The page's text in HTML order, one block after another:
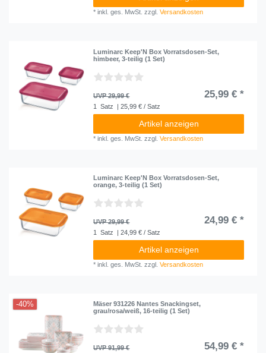
*inkl. ges. MwSt. zzgl.Versandkosten
Luminarc Keep'N Box Vorratsdosen-Set,
himbeer, 3-teilig (1 Set)
UVP 29,99 € 25,99 € *
1 Satz | 25,99 € / Satz
Artikel anzeigen
*inkl. ges. MwSt. zzgl.Versandkosten
Luminarc Keep'N Box Vorratsdosen-Set,
orange, 3-teilig (1 Set)
UVP 29,99 € 24,99 € *
1 Satz | 24,99 € / Satz
Artikel anzeigen
*inkl. ges. MwSt. zzgl.Versandkosten
-40%
Mäser 931226 Nantes Snackingset,
grau/rosa/weiß, 16-teilig (1 Set)
UVP 91,99 € 54,99 € *